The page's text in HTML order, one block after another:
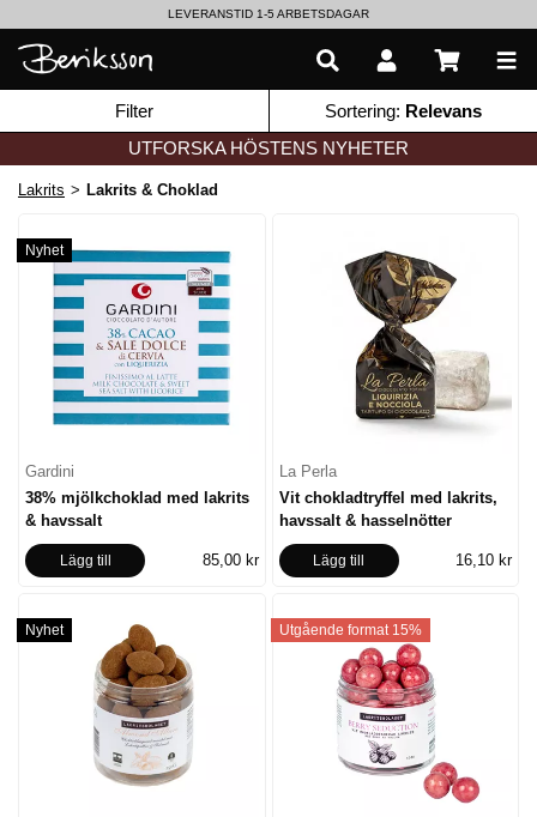
LEVERANSTID 1-5 ARBETSDAGAR
Filter Sortering: Relevans
UTFORSKA HÖSTENS NYHETER
Lakrits > Lakrits & Choklad
Nyhet
Gardini
38% mjölkchoklad med lakrits
& havssalt
Lägg till 85,00 kr
La Perla
Vit chokladtryffel med lakrits,
havssalt & hasselnötter
Lägg till 16,10 kr
Nyhet Utgående format 15%